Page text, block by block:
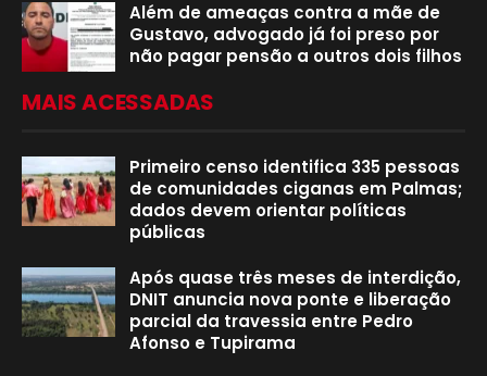
Além de ameaças contra a mãe de
Gustavo, advogado já foi preso por
não pagar pensão a outros dois filhos
MAIS ACESSADAS
Primeiro censo identifica 335 pessoas
de comunidades ciganas em Palmas;
dados devem orientar políticas
públicas
Após quase três meses de interdição,
DNIT anuncia nova ponte e liberação
parcial da travessia entre Pedro
Afonso e Tupirama